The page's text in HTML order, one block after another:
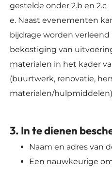
gestelde onder 2.b en 2.c
e. Naast evenementen
bijdrage worden verleend
bekostiging van
materialen in het kader
(buurtwerk, renovatie,
materialen/
3. In te dienen
Naam en adres van
Een nauwkeurige